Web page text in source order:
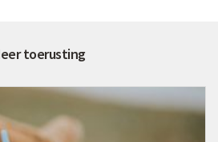
toerusting